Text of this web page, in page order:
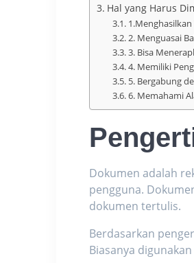
Hal yang Harus
2. Menguasai
3. Bisa
4. Memiliki
5. Bergabung
6. Memahami
Dokumen adalah
pengguna.
dokumen tertulis.
Berdasarkan
Biasanya